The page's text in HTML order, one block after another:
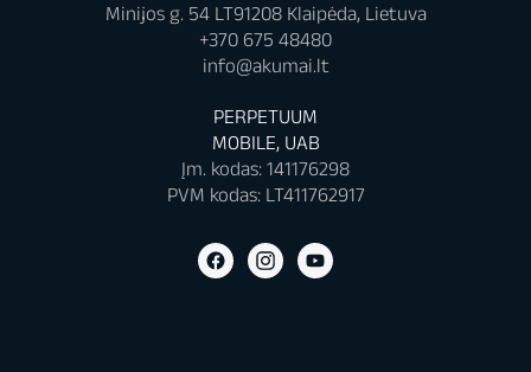
Minijos g. 54 LT91208 Klaipėda, Lietuva
+370 675 48480
info@akumai.lt
PERPETUUM
MOBILE, UAB
Įm. kodas: 141176298
PVM kodas: LT411762917